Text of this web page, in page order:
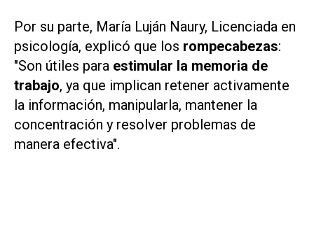
Por su parte, María Luján Naury, Licenciada en
psicología, explicó que los rompecabezas:
"Son útiles para estimular la memoria de
trabajo, ya que implican retener activamente
la información, manipularla, mantener la
concentración y resolver problemas de
manera efectiva".